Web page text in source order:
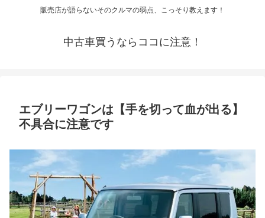
販売店が語らないそのクルマの弱点、こっそり教えます！
中古車買うならココに注意！
エブリーワゴンは【手を切って血が出る】
不具合に注意です